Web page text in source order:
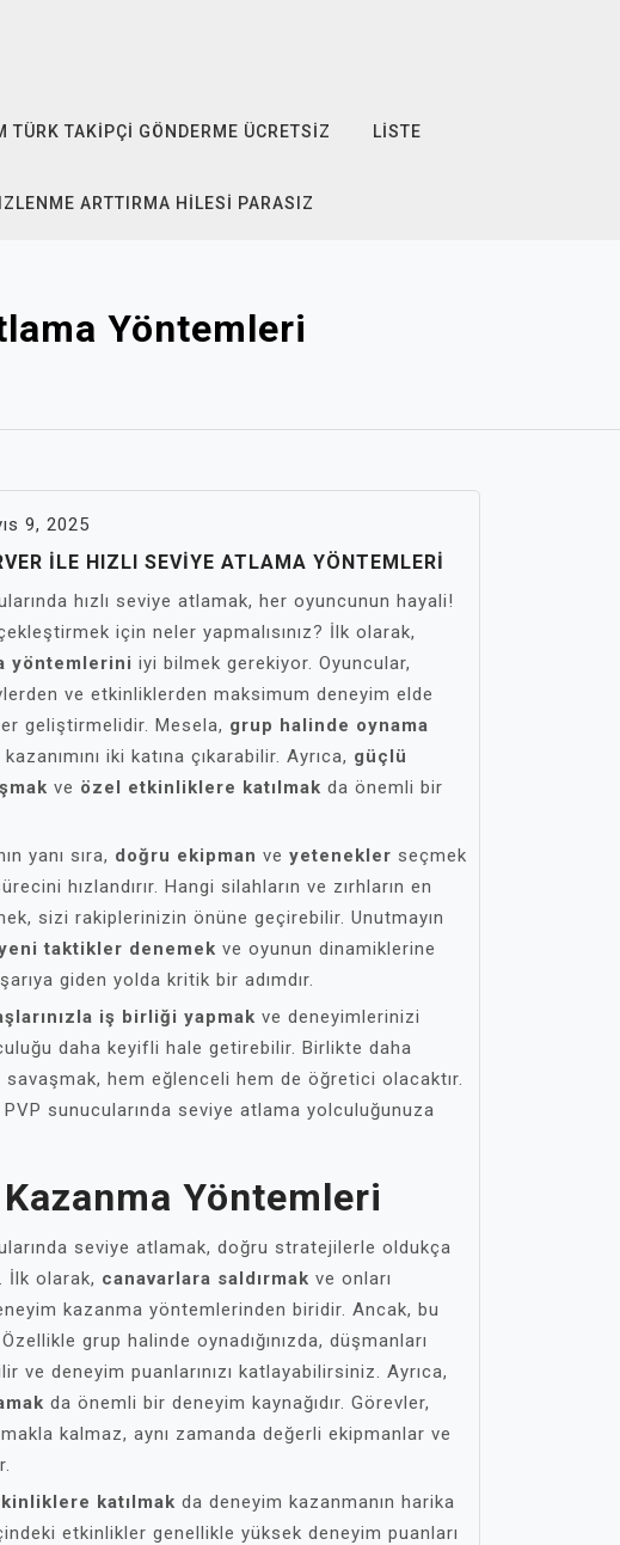
TÜRK TAKIPÇI GÖNDERME ÜCRETSIZ LISTE
ARTTIRMA HILESI PARASIZ
Yöntemleri
9, 2025
İLE HIZLI SEVIYE ATLAMA YÖNTEMLERI
hızlı seviye atlamak, her oyuncunun hayali!
için neler yapmalısınız? İlk olarak,
yöntemlerini iyi bilmek gerekiyor. Oyuncular,
ve etkinliklerden maksimum deneyim elde
geliştirmelidir. Mesela, grup halinde oynama
iki katına çıkarabilir. Ayrıca, güçlü
ve özel etkinliklere katılmak da önemli bir
yanı sıra, doğru ekipman ve yetenekler seçmek
hızlandırır. Hangi silahların ve zırhların en
sizi rakiplerinizin önüne geçirebilir. Unutmayın
taktikler denemek ve oyunun dinamiklerine
giden yolda kritik bir adımdır.
iş birliği yapmak ve deneyimlerinizi
daha keyifli hale getirebilir. Birlikte daha
hem eğlenceli hem de öğretici olacaktır.
sunucularında seviye atlama yolculuğunuza
Yöntemleri
seviye atlamak, doğru stratejilerle oldukça
İlk olarak, canavarlara saldırmak ve onları
kazanma yöntemlerinden biridir. Ancak, bu
grup halinde oynadığınızda, düşmanları
ve deneyim puanlarınızı katlayabilirsiniz. Ayrıca,
da önemli bir deneyim kaynağıdır. Görevler,
kalmaz, aynı zamanda değerli ekipmanlar ve
katılmak da deneyim kazanmanın harika
etkinlikler genellikle yüksek deneyim puanları